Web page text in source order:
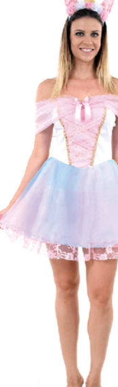
paquita
harry potter
palhaço
8º
kpop
9º
branca neve
10º rumi